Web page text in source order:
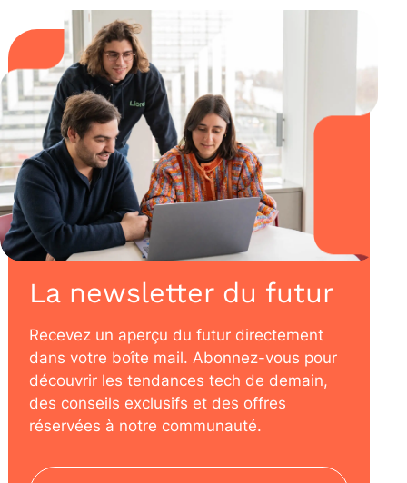
La newsletter du futur
Recevez un aperçu du futur directement
dans votre boîte mail. Abonnez-vous pour
découvrir les tendances tech de demain,
des conseils exclusifs et des offres
réservées à notre communauté.